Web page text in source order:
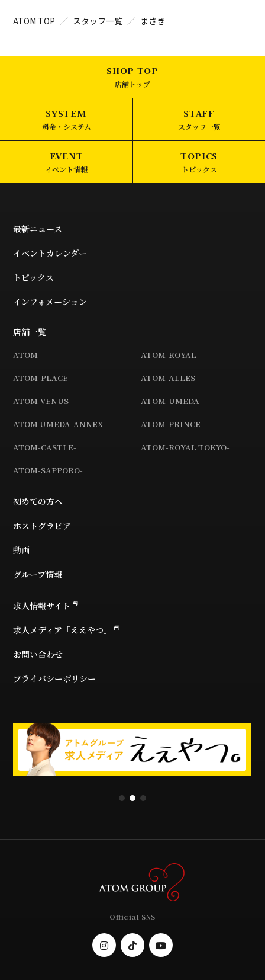
ATOM TOP スタッフ一覧 まさき
店舗トップ
料金・システム スタッフ一覧
イベント情報 トピックス
最新ニュース
イベントカレンダー
トピックス
インフォメーション
店舗一覧
ATOM ATOM-ROYAL-
ATOM-PLACE- ATOM-ALLES-
ATOM-VENUS- ATOM-UMEDA-
ATOM UMEDA-ANNEX- ATOM-PRINCE-
ATOM-CASTLE- ATOM-ROYAL TOKYO-
ATOM-SAPPORO-
初めての方へ
ホストグラビア
動画
グループ情報
求人情報サイト
求人メディア「ええやつ」
お問い合わせ
プライバシーポリシー
-Official SNS-